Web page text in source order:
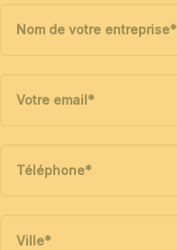
Nom de votre entreprise*
Votre email*
Téléphone*
Ville*